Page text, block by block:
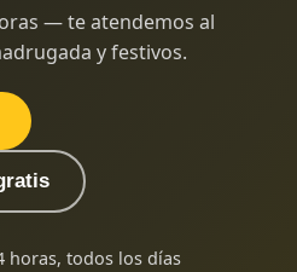
— te atendemos al
y festivos.
horas, todos los días